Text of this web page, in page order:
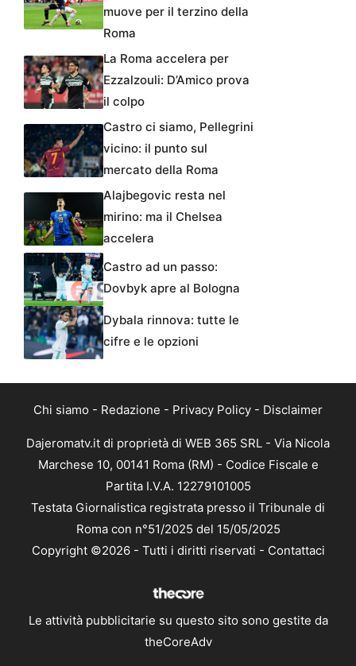
muove per il terzino della
Roma
La Roma accelera per
Ezzalzouli: D’Amico prova
il colpo
Castro ci siamo, Pellegrini
vicino: il punto sul
mercato della Roma
Alajbegovic resta nel
mirino: ma il Chelsea
accelera
Castro ad un passo:
Dovbyk apre al Bologna
Dybala rinnova: tutte le
cifre e le opzioni
Chi siamo - Redazione - Privacy Policy - Disclaimer
Dajeromatv.it di proprietà di WEB 365 SRL - Via Nicola
Marchese 10, 00141 Roma (RM) - Codice Fiscale e
Partita I.V.A. 12279101005
Testata Giornalistica registrata presso il Tribunale di
Roma con n°51/2025 del 15/05/2025
Copyright ©2026 - Tutti i diritti riservati - Contattaci
Le attività pubblicitarie su questo sito sono gestite da
theCoreAdv